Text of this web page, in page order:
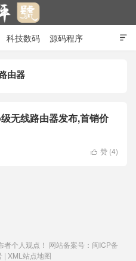

科技数码 源码程序
由器
无线路由器发布,首销价
 赞 (4)
个人观点！ 网站备案号： 闽ICP备
| XML站点地图